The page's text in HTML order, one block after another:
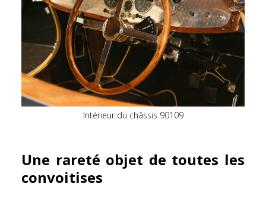
Intérieur du châssis 90109
Une rareté objet de toutes les
convoitises